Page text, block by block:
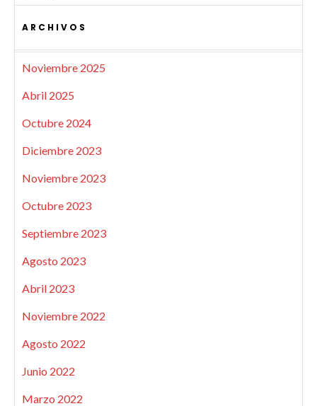
ARCHIVOS
Noviembre 2025
Abril 2025
Octubre 2024
Diciembre 2023
Noviembre 2023
Octubre 2023
Septiembre 2023
Agosto 2023
Abril 2023
Noviembre 2022
Agosto 2022
Junio 2022
Marzo 2022